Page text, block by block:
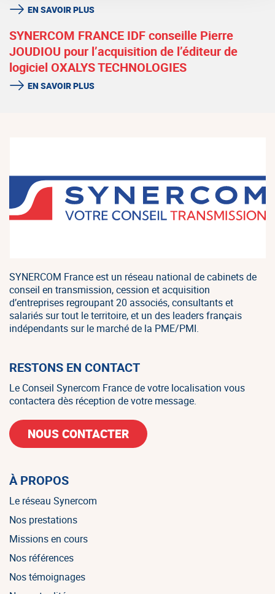
EN SAVOIR PLUS
SYNERCOM FRANCE IDF conseille Pierre
JOUDIOU pour l’acquisition de l’éditeur de
logiciel OXALYS TECHNOLOGIES
EN SAVOIR PLUS
SYNERCOM France est un réseau national de cabinets de
conseil en transmission, cession et acquisition
d’entreprises regroupant 20 associés, consultants et
salariés sur tout le territoire, et un des leaders français
indépendants sur le marché de la PME/PMI.
RESTONS EN CONTACT
Le Conseil Synercom France de votre localisation vous
contactera dès réception de votre message.
NOUS CONTACTER
À PROPOS
Le réseau Synercom
Nos prestations
Missions en cours
Nos références
Nos témoignages